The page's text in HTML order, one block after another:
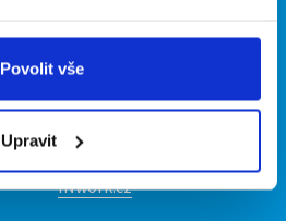
Povolit vše
Upravit
Naše další projekty
Fajn brigády
INwork.cz